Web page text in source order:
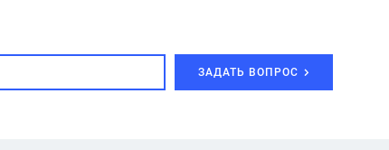
ЗАДАТЬ ВОПРОС